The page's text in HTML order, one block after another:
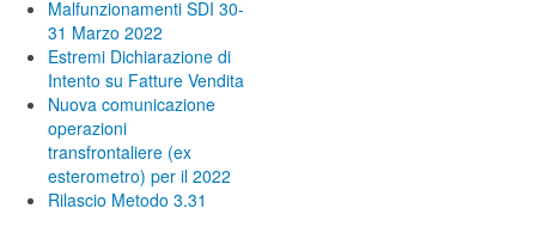
Malfunzionamenti SDI 30-
31 Marzo 2022
Estremi Dichiarazione di
Intento su Fatture Vendita
Nuova comunicazione
operazioni
transfrontaliere (ex
esterometro) per il 2022
Rilascio Metodo 3.31